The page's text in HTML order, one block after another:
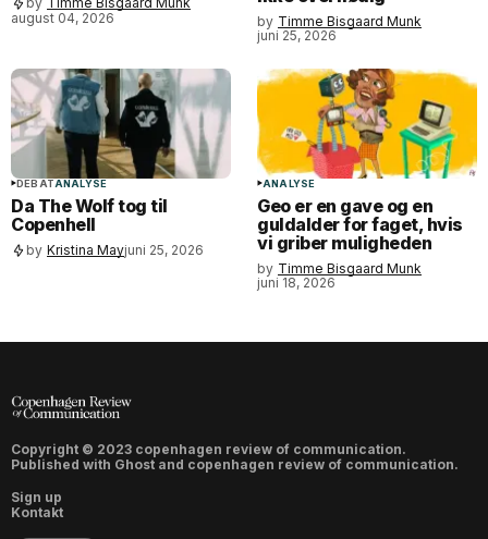
august 04, 2026
by Timme Bisgaard Munk
juni 25, 2026
DEBATANALYSE
Da The Wolf tog til
Copenhell
by Kristina Mayjuni 25, 2026
ANALYSE
Geo er en gave og en
guldalder for faget, hvis
vi griber muligheden
by Timme Bisgaard Munk
juni 18, 2026
Copyright © 2023 copenhagen review of communication.
Published with Ghost and copenhagen review of communication.
Sign up
Kontakt